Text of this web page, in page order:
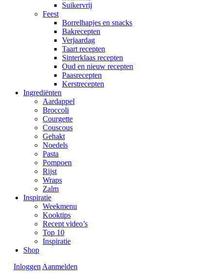
Suikervrij
Feest
Borrelhapjes en snacks
Bakrecepten
Verjaardag
Taart recepten
Sinterklaas recepten
Oud en nieuw recepten
Paasrecepten
Kerstrecepten
Ingrediënten
Aardappel
Broccoli
Courgette
Couscous
Gehakt
Noedels
Pasta
Pompoen
Rijst
Wraps
Zalm
Inspiratie
Weekmenu
Kooktips
Recept video’s
Top 10
Inspiratie
Shop
Inloggen Aanmelden